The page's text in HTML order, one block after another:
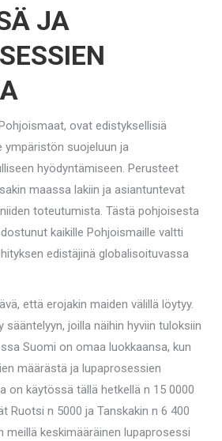
JA
ovat edistyksellisiä
ympäristön suojeluun ja
hyödyntämiseen. Perusteet
maassa lakiin ja asiantuntevat
toteutumista. Tästä pohjoisesta
kaikille Pohjoismaille valtti
edistäjinä globalisoituvassa
että erojakin maiden välillä löytyy.
sääntelyyn, joilla näihin hyviin tuloksiin
Suomi on omaa luokkaansa, kun
määrästä ja lupaprosessien
on käytössä tällä hetkellä n 15 0000
Ruotsi n 5000 ja Tanskakin n 6 400
meillä keskimääräinen lupaprosessi